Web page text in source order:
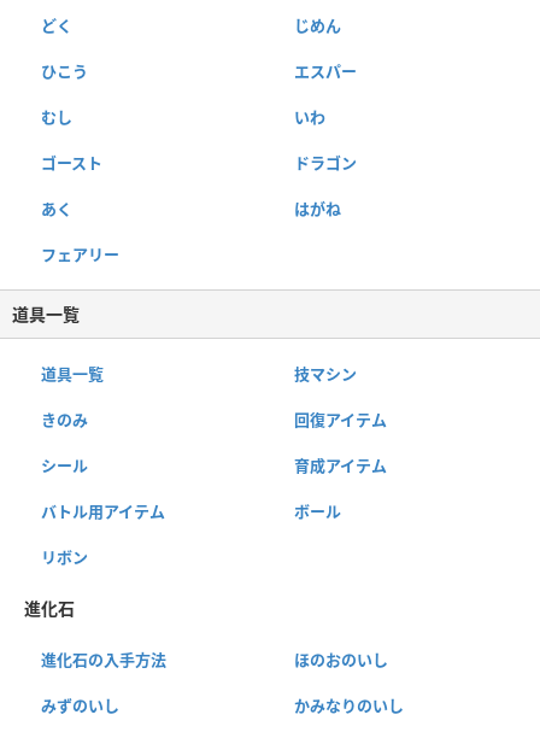
どく じめん
ひこう エスパー
むし いわ
ゴースト ドラゴン
あく はがね
フェアリー
道具一覧
道具一覧 技マシン
きのみ 回復アイテム
シール 育成アイテム
バトル用アイテム ボール
リボン
進化石
進化石の入手方法 ほのおのいし
みずのいし かみなりのいし